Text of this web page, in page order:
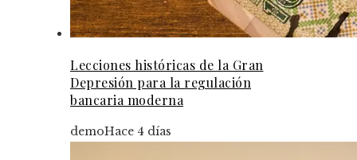
Lecciones históricas de la Gran
Depresión para la regulación
bancaria moderna
demoHace 4 días